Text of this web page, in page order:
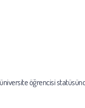
öğrencisi